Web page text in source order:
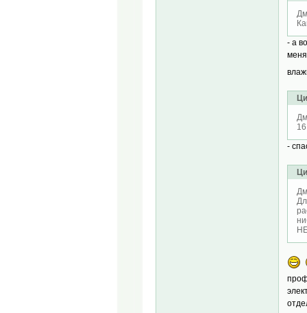
- а
-